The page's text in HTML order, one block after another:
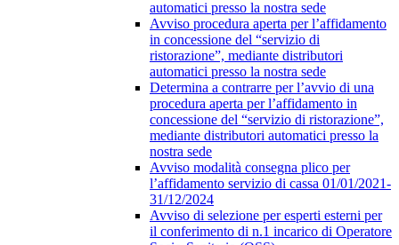
automatici presso la nostra sede
Avviso procedura aperta per l’affidamento
in concessione del “servizio di
ristorazione”, mediante distributori
automatici presso la nostra sede
Determina a contrarre per l’avvio di una
procedura aperta per l’affidamento in
concessione del “servizio di ristorazione”,
mediante distributori automatici presso la
nostra sede
Avviso modalità consegna plico per
l’affidamento servizio di cassa 01/01/2021-
31/12/2024
Avviso di selezione per esperti esterni per
il conferimento di n.1 incarico di Operatore